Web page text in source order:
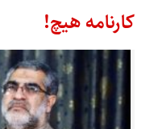
کارنامه هیچ!